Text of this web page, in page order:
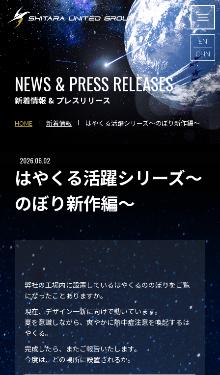
EN
CHN
NEWS & PRESS RELEASES
新着情報 & プレスリリース
HOME 新着情報 はやくる活躍シリーズ～のぼり新作編～
2026.06.02
はやくる活躍シリーズ～
のぼり新作編～
弊社の工場内に設置しているはやくるののぼりをご覧
になったことありますか。
現在、デザイン一新に向けて動いています。
夏を意識しながら、爽やかに熱中症注意を喚起するは
やくる。
完成したら、またご報告いたします。
今度は、どの場所に設置されるか。